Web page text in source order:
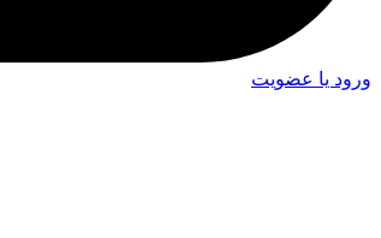
ورود یا عضویت